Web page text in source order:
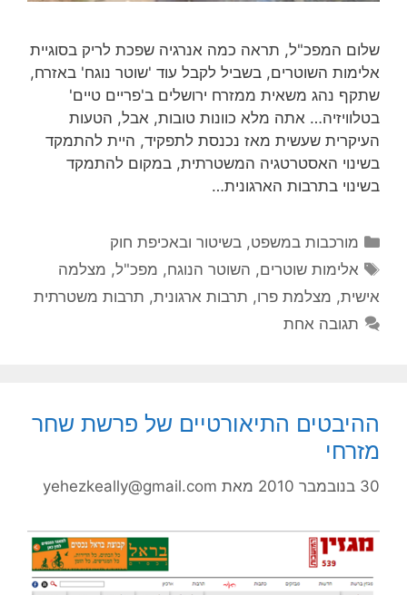
שלום המפכ"ל, תראה כמה אנרגיה שפכת לריק בסוגיית
אלימות השוטרים, בשביל לקבל עוד 'שוטר נוגח' באזרח,
שתקף נהג משאית ממזרח ירושלים ב'פריים טיים'
בטלוויזיה… אתה מלא כוונות טובות, אבל, הטעות
העיקרית שעשית מאז נכנסת לתפקיד, היית להתמקד
בשינוי האסטרטגיה המשטרתית, במקום להתמקד
בשינוי בתרבות הארגונית…
קטגוריות
מורכבות במשפט, בשיטור ובאכיפת חוק
תגיות
אלימות שוטרים, השוטר הנוגח, מפכ"ל, מצלמה
אישית, מצלמת פרו, תרבות ארגונית, תרבות משטרתית
תגובה אחת
ההיבטים התיאורטיים של פרשת שחר
מזרחי
30 בנובמבר 2010 מאת yehezkeally@gmail.com